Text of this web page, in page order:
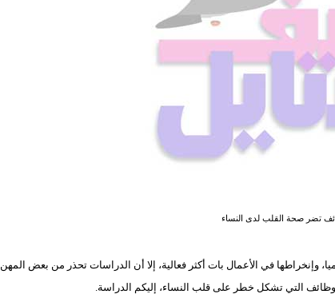
تضر صحة القلب لدى النساء
وإنخراطها في الأعمال بات أكثر فعالية، إلا أن الدراسات تحذر من بعض المهن
التي تشكل خطر على قلب النساء، إليكم الدراسة.